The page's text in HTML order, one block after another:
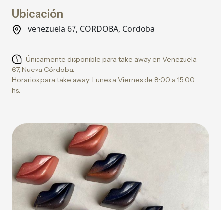
Ubicación
venezuela 67, CORDOBA, Cordoba
Únicamente disponible para take away en Venezuela
67, Nueva Córdoba.
Horarios para take away: Lunes a Viernes de 8:00 a 15:00
hs.